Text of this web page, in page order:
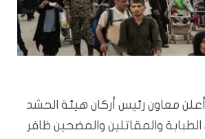
معاون رئيس أركان هيئة الحشد
والمقاتلين والمضحين ظافر